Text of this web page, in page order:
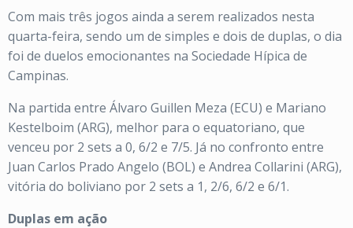
Com mais três jogos ainda a serem realizados nesta
quarta-feira, sendo um de simples e dois de duplas, o dia
foi de duelos emocionantes na Sociedade Hípica de
Campinas.
Na partida entre Álvaro Guillen Meza (ECU) e Mariano
Kestelboim (ARG), melhor para o equatoriano, que
venceu por 2 sets a 0, 6/2 e 7/5. Já no confronto entre
Juan Carlos Prado Angelo (BOL) e Andrea Collarini (ARG),
vitória do boliviano por 2 sets a 1, 2/6, 6/2 e 6/1.
Duplas em ação